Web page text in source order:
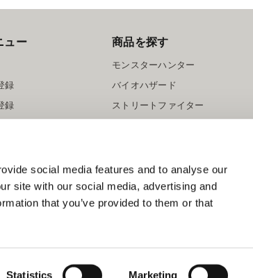
social media features and to analyse our
site with our social media, advertising and
that you’ve provided to them or that
Statistics Marketing
ュー
録
録
商品を探す
モンスターハンター
バイオハザード
ストリートファイター
ォン版を表示する